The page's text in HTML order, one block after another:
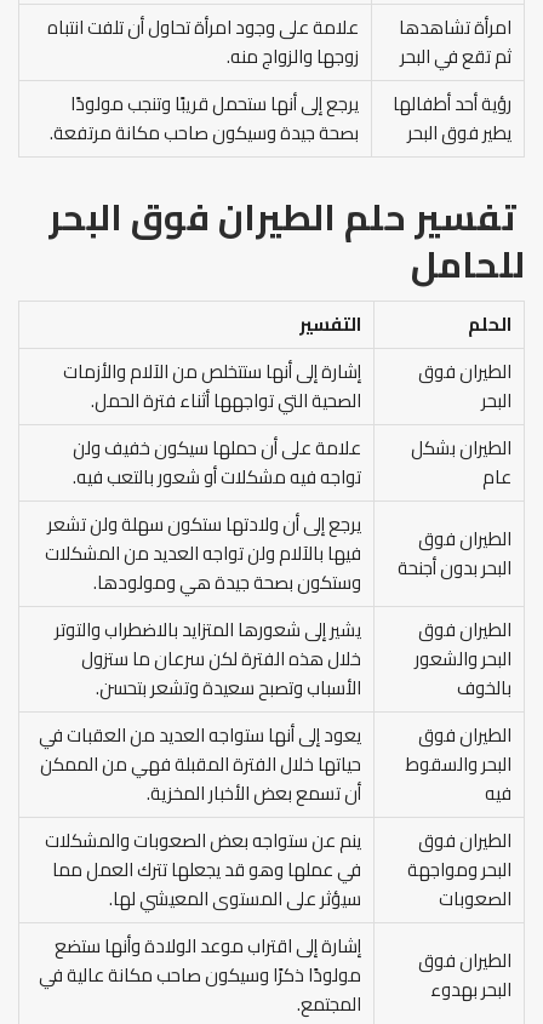
امرأة تشاهدها
ثم تقع في البحر
علامة على وجود امرأة تحاول أن تلفت انتباه
زوجها والزواج منه.
رؤية أحد أطفالها
يطير فوق البحر
يرجع إلى أنها ستحمل قريبًا وتنجب مولودًا
بصحة جيدة وسيكون صاحب مكانة مرتفعة.
تفسير حلم الطيران فوق البحر
للحامل
الحلم
التفسير
الطيران فوق
البحر
إشارة إلى أنها ستتخلص من الآلام والأزمات
الصحية التي تواجهها أثناء فترة الحمل.
الطيران بشكل
عام
علامة على أن حملها سيكون خفيف ولن
تواجه فيه مشكلات أو شعور بالتعب فيه.
الطيران فوق
البحر بدون أجنحة
يرجع إلى أن ولادتها ستكون سهلة ولن تشعر
فيها بالآلام ولن تواجه العديد من المشكلات
وستكون بصحة جيدة هي ومولودها.
الطيران فوق
البحر والشعور
بالخوف
يشير إلى شعورها المتزايد بالاضطراب والتوتر
خلال هذه الفترة لكن سرعان ما ستزول
الأسباب وتصبح سعيدة وتشعر بتحسن.
الطيران فوق
البحر والسقوط
فيه
يعود إلى أنها ستواجه العديد من العقبات في
حياتها خلال الفترة المقبلة فهي من الممكن
أن تسمع بعض الأخبار المخزية.
الطيران فوق
البحر ومواجهة
الصعوبات
ينم عن ستواجه بعض الصعوبات والمشكلات
في عملها وهو قد يجعلها تترك العمل مما
سيؤثر على المستوى المعيشي لها.
الطيران فوق
البحر بهدوء
إشارة إلى اقتراب موعد الولادة وأنها ستضع
مولودًا ذكرًا وسيكون صاحب مكانة عالية في
المجتمع.